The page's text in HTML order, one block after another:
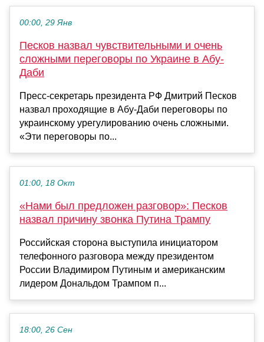
00:00, 29 Янв
Песков назвал чувствительными и очень
сложными переговоры по Украине в Абу-
Даби
Пресс-секретарь президента РФ Дмитрий Песков
назвал проходящие в Абу-Даби переговоры по
украинскому урегулированию очень сложными.
«Эти переговоры по...
01:00, 18 Окт
«Нами был предложен разговор»: Песков
назвал причину звонка Путина Трампу
Российская сторона выступила инициатором
телефонного разговора между президентом
России Владимиром Путиным и американским
лидером Дональдом Трампом п...
18:00, 26 Сен